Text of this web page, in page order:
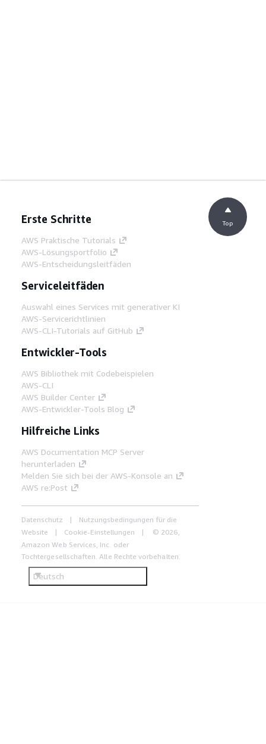
Erste Schritte
AWS Praktische Tutorials
AWS-Lösungsportfolio
AWS-Entscheidungsleitfäden
Serviceleitfäden
Auswahl eines Services mit generativer KI
AWS-Servicerichtlinien
AWS-CLI-Tutorials auf GitHub
Entwickler-Tools
AWS Bibliothek mit Codebeispielen
AWS-CLI
AWS Builder Center
AWS-Entwickler-Tools Blog
Hilfreiche Links
AWS Documentation MCP Server
herunterladen
Melden Sie sich bei der AWS-Konsole an
AWS re:Post
Datenschutz
Nutzungsbedingungen für die
Website
Cookie-Einstellungen
© 2026,
Amazon Web Services, Inc. oder
Tochtergesellschaften. Alle Rechte vorbehalten.
Deutsch
Top